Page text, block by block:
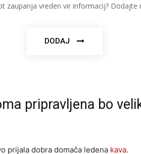
zaupanja vreden vir informacij? Dodajte
DODAJ
pripravljena bo
prijala dobra domača ledena kava.